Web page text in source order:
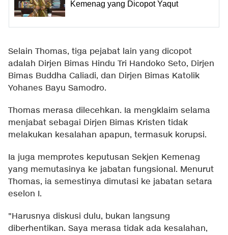
Kemenag yang Dicopot Yaqut
Selain Thomas, tiga pejabat lain yang dicopot
adalah Dirjen Bimas Hindu Tri Handoko Seto, Dirjen
Bimas Buddha Caliadi, dan Dirjen Bimas Katolik
Yohanes Bayu Samodro.
Thomas merasa dilecehkan. Ia mengklaim selama
menjabat sebagai Dirjen Bimas Kristen tidak
melakukan kesalahan apapun, termasuk korupsi.
Ia juga memprotes keputusan Sekjen Kemenag
yang memutasinya ke jabatan fungsional. Menurut
Thomas, ia semestinya dimutasi ke jabatan setara
eselon I.
"Harusnya diskusi dulu, bukan langsung
diberhentikan. Saya merasa tidak ada kesalahan,